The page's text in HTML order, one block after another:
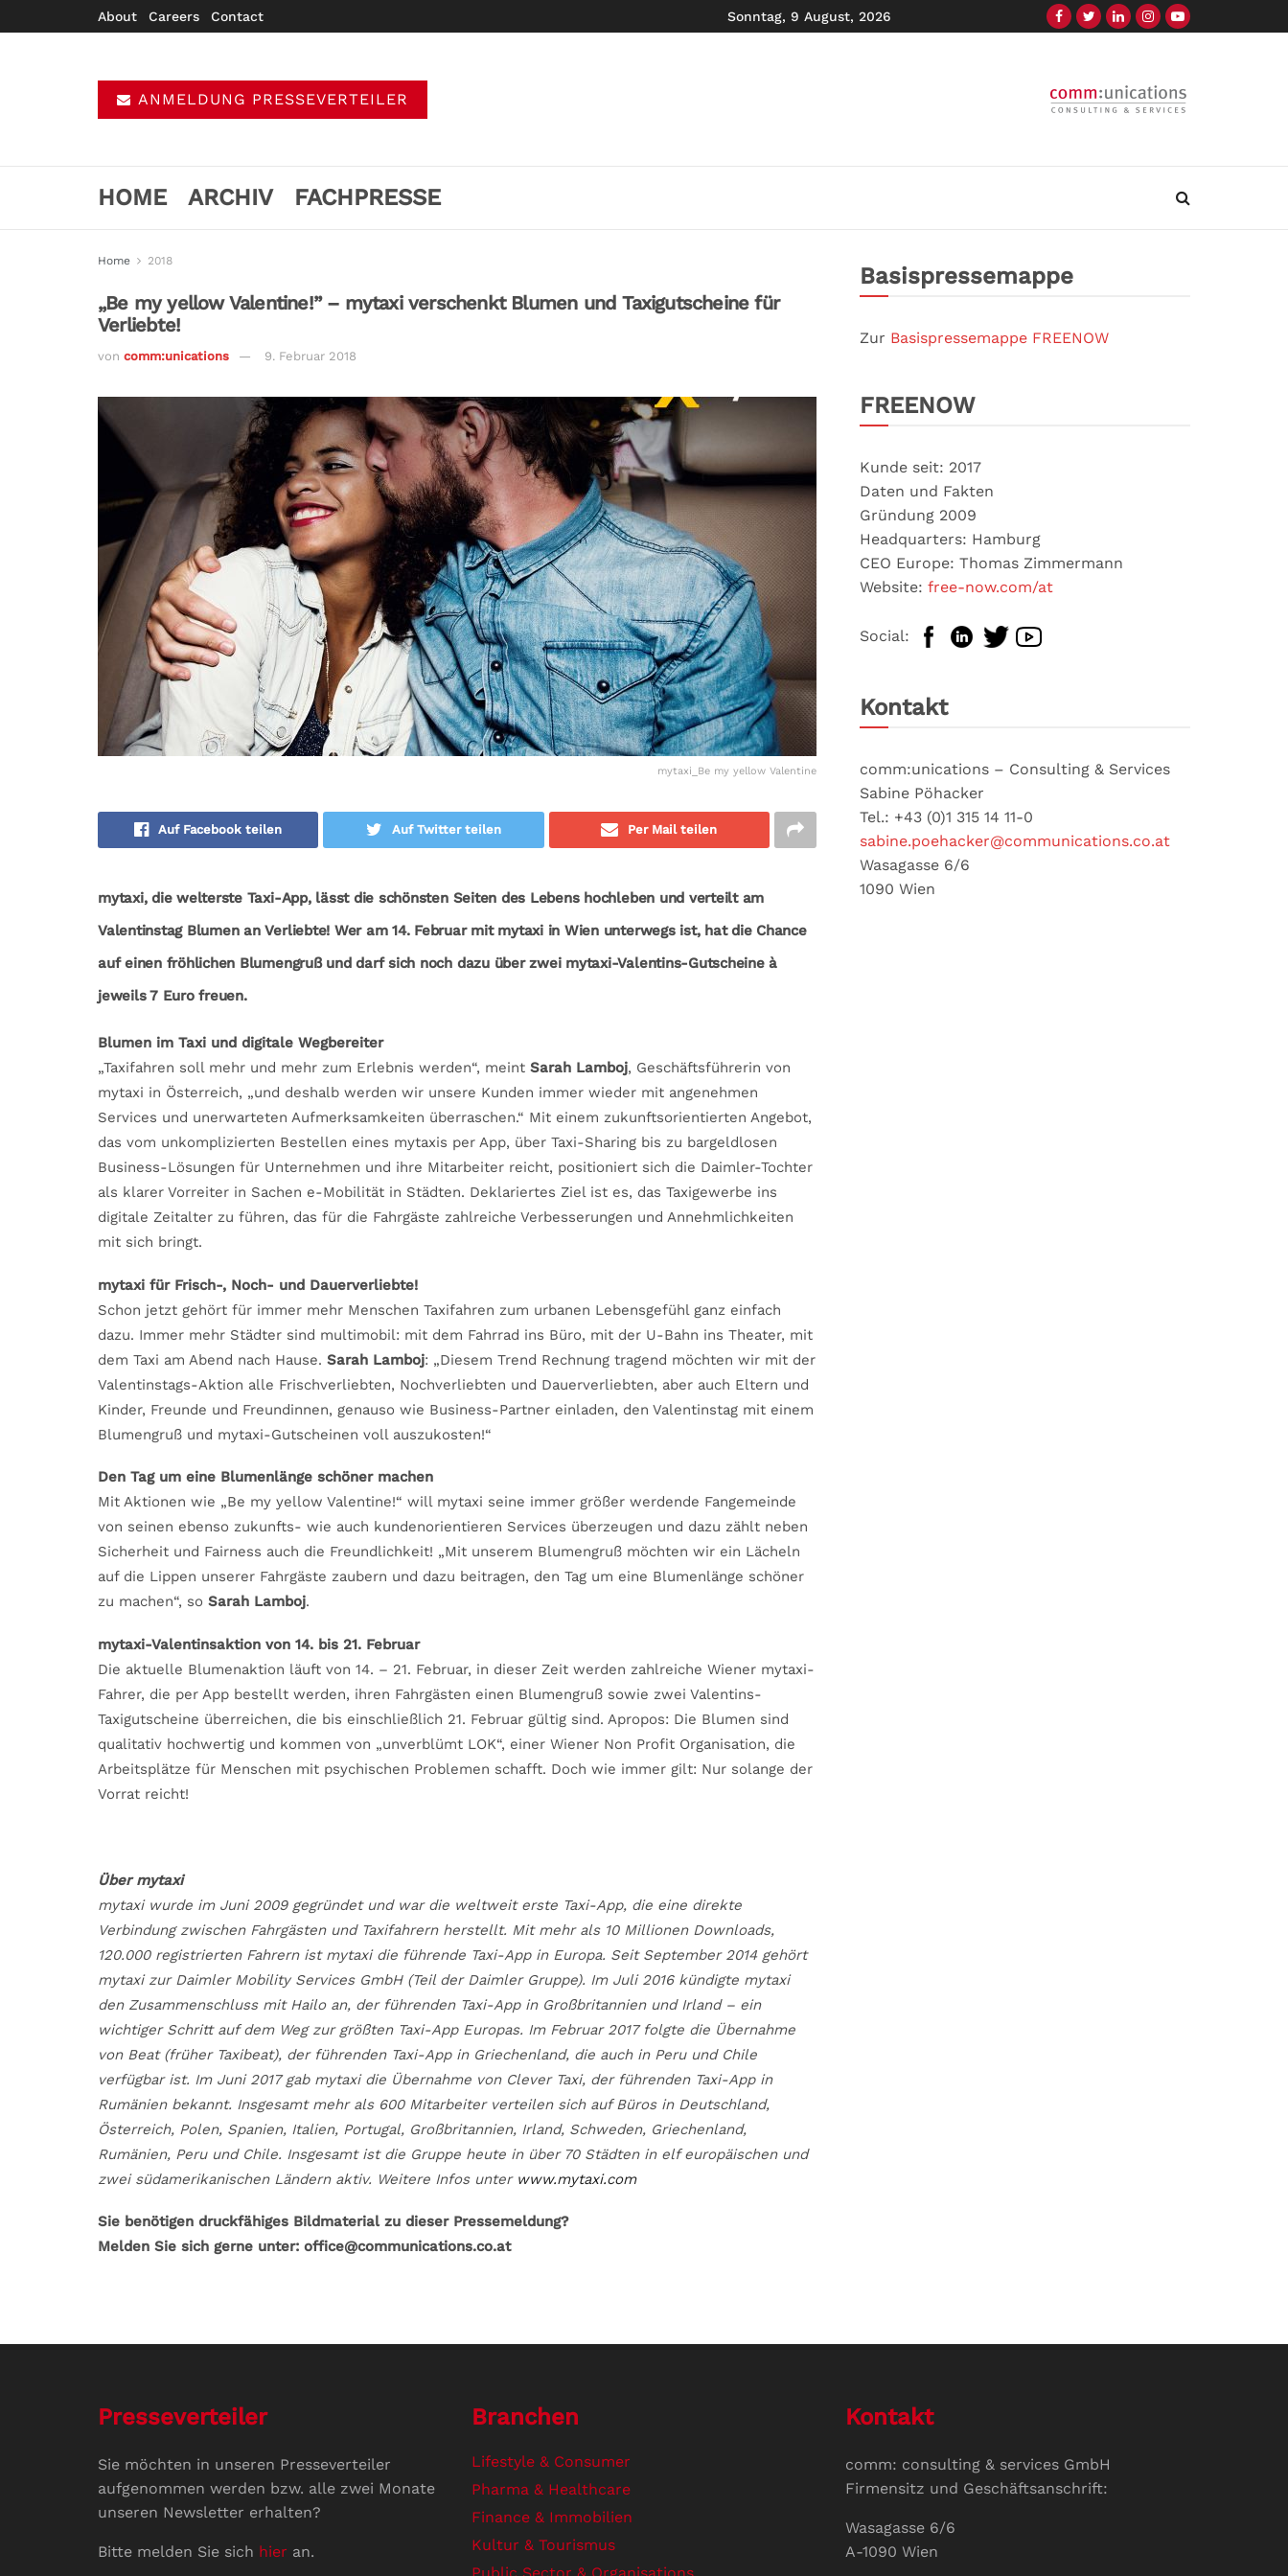
About Careers Contact Sonntag, 9 August, 2026
ANMELDUNG PRESSEVERTEILER
HOME ARCHIV FACHPRESSE
Home 2018
„Be my yellow Valentine!” – mytaxi verschenkt Blumen und Taxigutscheine für
Verliebte!
von comm:unications 9. Februar 2018
mytaxi_Be my yellow Valentine
Auf Facebook teilen Auf Twitter teilen Per Mail teilen
mytaxi, die welterste Taxi-App, lässt die schönsten Seiten des Lebens hochleben und verteilt am
Valentinstag Blumen an Verliebte! Wer am 14. Februar mit mytaxi in Wien unterwegs ist, hat die Chance
auf einen fröhlichen Blumengruß und darf sich noch dazu über zwei mytaxi-Valentins-Gutscheine à
jeweils 7 Euro freuen.
Blumen im Taxi und digitale Wegbereiter
„Taxifahren soll mehr und mehr zum Erlebnis werden“, meint Sarah Lamboj, Geschäftsführerin von
mytaxi in Österreich, „und deshalb werden wir unsere Kunden immer wieder mit angenehmen
Services und unerwarteten Aufmerksamkeiten überraschen.“ Mit einem zukunftsorientierten Angebot,
das vom unkomplizierten Bestellen eines mytaxis per App, über Taxi-Sharing bis zu bargeldlosen
Business-Lösungen für Unternehmen und ihre Mitarbeiter reicht, positioniert sich die Daimler-Tochter
als klarer Vorreiter in Sachen e-Mobilität in Städten. Deklariertes Ziel ist es, das Taxigewerbe ins
digitale Zeitalter zu führen, das für die Fahrgäste zahlreiche Verbesserungen und Annehmlichkeiten
mit sich bringt.
mytaxi für Frisch-, Noch- und Dauerverliebte!
Schon jetzt gehört für immer mehr Menschen Taxifahren zum urbanen Lebensgefühl ganz einfach
dazu. Immer mehr Städter sind multimobil: mit dem Fahrrad ins Büro, mit der U-Bahn ins Theater, mit
dem Taxi am Abend nach Hause. Sarah Lamboj: „Diesem Trend Rechnung tragend möchten wir mit der
Valentinstags-Aktion alle Frischverliebten, Nochverliebten und Dauerverliebten, aber auch Eltern und
Kinder, Freunde und Freundinnen, genauso wie Business-Partner einladen, den Valentinstag mit einem
Blumengruß und mytaxi-Gutscheinen voll auszukosten!“
Den Tag um eine Blumenlänge schöner machen
Mit Aktionen wie „Be my yellow Valentine!“ will mytaxi seine immer größer werdende Fangemeinde
von seinen ebenso zukunfts- wie auch kundenorientieren Services überzeugen und dazu zählt neben
Sicherheit und Fairness auch die Freundlichkeit! „Mit unserem Blumengruß möchten wir ein Lächeln
auf die Lippen unserer Fahrgäste zaubern und dazu beitragen, den Tag um eine Blumenlänge schöner
zu machen“, so Sarah Lamboj.
mytaxi-Valentinsaktion von 14. bis 21. Februar
Die aktuelle Blumenaktion läuft von 14. – 21. Februar, in dieser Zeit werden zahlreiche Wiener mytaxi-
Fahrer, die per App bestellt werden, ihren Fahrgästen einen Blumengruß sowie zwei Valentins-
Taxigutscheine überreichen, die bis einschließlich 21. Februar gültig sind. Apropos: Die Blumen sind
qualitativ hochwertig und kommen von „unverblümt LOK“, einer Wiener Non Profit Organisation, die
Arbeitsplätze für Menschen mit psychischen Problemen schafft. Doch wie immer gilt: Nur solange der
Vorrat reicht!
Über mytaxi
mytaxi wurde im Juni 2009 gegründet und war die weltweit erste Taxi-App, die eine direkte
Verbindung zwischen Fahrgästen und Taxifahrern herstellt. Mit mehr als 10 Millionen Downloads,
120.000 registrierten Fahrern ist mytaxi die führende Taxi-App in Europa. Seit September 2014 gehört
mytaxi zur Daimler Mobility Services GmbH (Teil der Daimler Gruppe). Im Juli 2016 kündigte mytaxi
den Zusammenschluss mit Hailo an, der führenden Taxi-App in Großbritannien und Irland – ein
wichtiger Schritt auf dem Weg zur größten Taxi-App Europas. Im Februar 2017 folgte die Übernahme
von Beat (früher Taxibeat), der führenden Taxi-App in Griechenland, die auch in Peru und Chile
verfügbar ist. Im Juni 2017 gab mytaxi die Übernahme von Clever Taxi, der führenden Taxi-App in
Rumänien bekannt. Insgesamt mehr als 600 Mitarbeiter verteilen sich auf Büros in Deutschland,
Österreich, Polen, Spanien, Italien, Portugal, Großbritannien, Irland, Schweden, Griechenland,
Rumänien, Peru und Chile. Insgesamt ist die Gruppe heute in über 70 Städten in elf europäischen und
zwei südamerikanischen Ländern aktiv. Weitere Infos unter www.mytaxi.com
Sie benötigen druckfähiges Bildmaterial zu dieser Pressemeldung?
Melden Sie sich gerne unter: office@communications.co.at
Basispressemappe
Zur Basispressemappe FREENOW
FREENOW
Kunde seit: 2017
Daten und Fakten
Gründung 2009
Headquarters: Hamburg
CEO Europe: Thomas Zimmermann
Website: free-now.com/at
Social:
Kontakt
comm:unications – Consulting & Services
Sabine Pöhacker
Tel.: +43 (0)1 315 14 11-0
sabine.poehacker@communications.co.at
Wasagasse 6/6
1090 Wien
Presseverteiler
Sie möchten in unseren Presseverteiler
aufgenommen werden bzw. alle zwei Monate
unseren Newsletter erhalten?
Bitte melden Sie sich hier an.
Branchen
Lifestyle & Consumer
Pharma & Healthcare
Finance & Immobilien
Kultur & Tourismus
Kontakt
comm: consulting & services GmbH
Firmensitz und Geschäftsanschrift:
Wasagasse 6/6
A-1090 Wien